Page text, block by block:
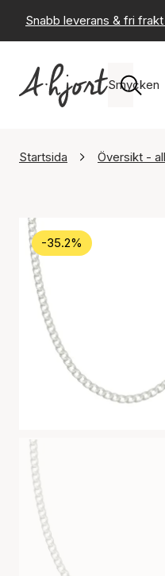
Snabb leverans & fri
Smycken
Startsida Översikt -
-35.2%